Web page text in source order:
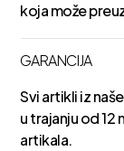
koja može
GARANCIJA
Svi artikli iz
u trajanju od
artikala.